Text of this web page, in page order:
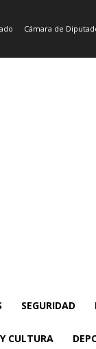
Cámara de
SEGURIDAD
CULTURA